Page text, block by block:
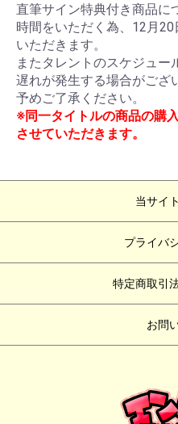
直筆サイン特典付き商品に
時間をいただく為、12月
いただきます。
またタレントのスケジュー
遅れが発生する場合がござ
予めご了承ください。
※同一タイトルの商品の購
させていただきます。
当サイ
プライバ
特定商取引
お問